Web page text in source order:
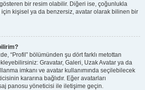
bir resim olabilir. Diğeri ise, çoğunlukla
için kişisel ya da benzersiz, avatar olarak bilinen bir
“Profil” bölümünden şu dört farklı metottan
Gravatar, Galeri, Uzak Avatar ya da
imkanı ve avatar kullanımında seçilebilecek
kararına bağlıdır. Eğer avatarları
panosu yöneticisi ile iletişime geçin.